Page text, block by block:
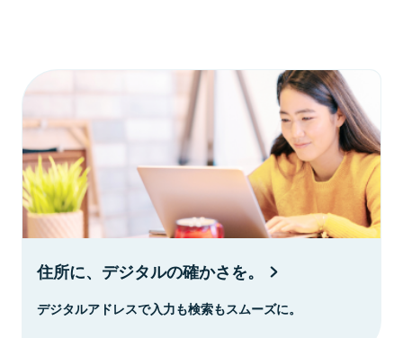
住所に、デジタルの確かさを。
デジタルアドレスで入力も検索もスムーズに。